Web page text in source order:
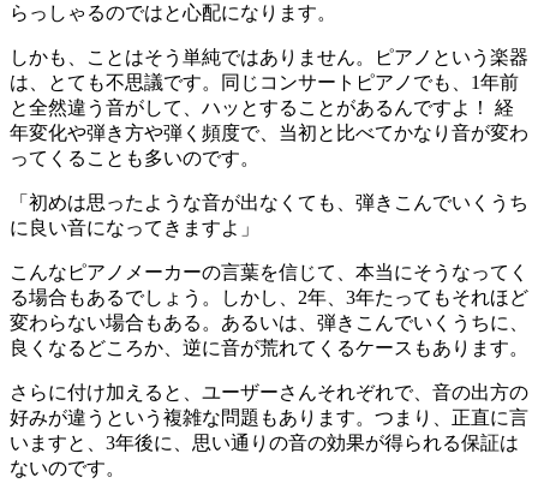
らっしゃるのではと心配になります。
しかも、ことはそう単純ではありません。ピアノという楽器
は、とても不思議です。同じコンサートピアノでも、1年前
と全然違う音がして、ハッとすることがあるんですよ！ 経
年変化や弾き方や弾く頻度で、当初と比べてかなり音が変わ
ってくることも多いのです。
「初めは思ったような音が出なくても、弾きこんでいくうち
に良い音になってきますよ」
こんなピアノメーカーの言葉を信じて、本当にそうなってく
る場合もあるでしょう。しかし、2年、3年たってもそれほど
変わらない場合もある。あるいは、弾きこんでいくうちに、
良くなるどころか、逆に音が荒れてくるケースもあります。
さらに付け加えると、ユーザーさんそれぞれで、音の出方の
好みが違うという複雑な問題もあります。つまり、正直に言
いますと、3年後に、思い通りの音の効果が得られる保証は
ないのです。